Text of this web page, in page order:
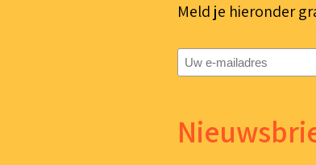
Meld je hieronder
E-
mailadres(Vereist)